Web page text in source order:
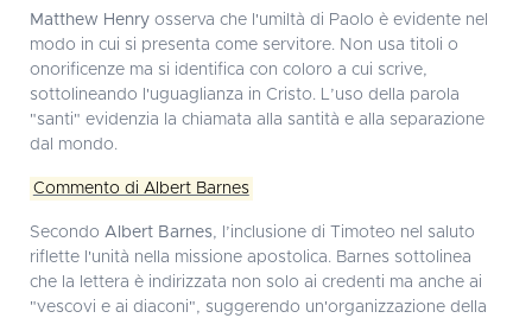
Matthew Henry osserva che l'umiltà di Paolo è evidente nel
modo in cui si presenta come servitore. Non usa titoli o
onorificenze ma si identifica con coloro a cui scrive,
sottolineando l'uguaglianza in Cristo. L’uso della parola
"santi" evidenzia la chiamata alla santità e alla separazione
dal mondo.
Commento di Albert Barnes
Secondo Albert Barnes, l’inclusione di Timoteo nel saluto
riflette l'unità nella missione apostolica. Barnes sottolinea
che la lettera è indirizzata non solo ai credenti ma anche ai
"vescovi e ai diaconi", suggerendo un'organizzazione della